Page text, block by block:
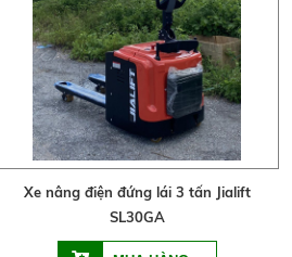
Xe nâng điện đứng lái 3 tấn Jialift
SL30GA